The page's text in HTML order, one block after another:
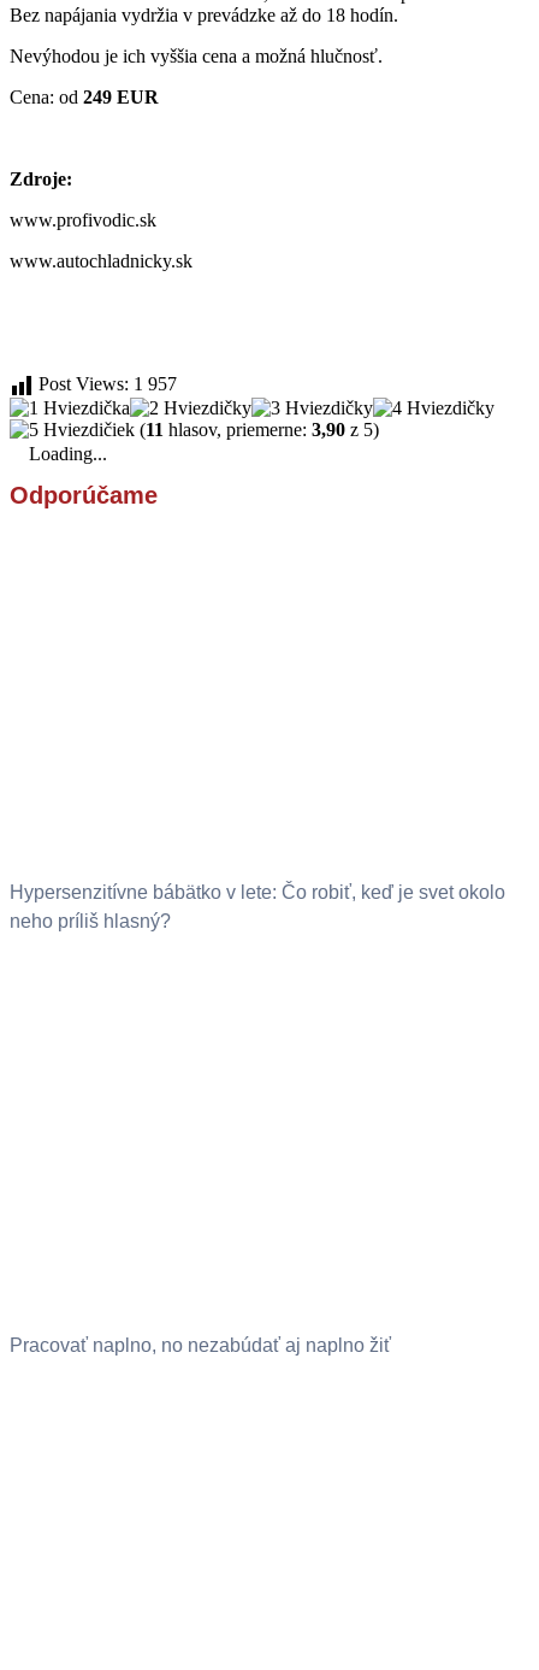
Bez napájania vydržia v prevádzke až do 18 hodín.
Nevýhodou je ich vyššia cena a možná hlučnosť.
Cena: od 249 EUR
Zdroje:
www.profivodic.sk
www.autochladnicky.sk
Post Views: 1 957
(11 hlasov, priemerne: 3,90 z 5)
Loading...
Odporúčame
Hypersenzitívne bábätko v lete: Čo robiť, keď je svet okolo
neho príliš hlasný?
Pracovať naplno, no nezabúdať aj naplno žiť